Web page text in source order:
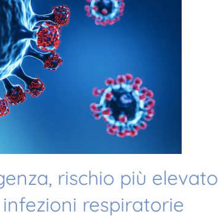
rischio più elevato
respiratorie